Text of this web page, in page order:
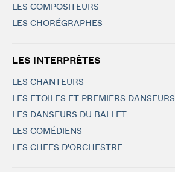
LES COMPOSITEURS
LES CHORÉGRAPHES
LES INTERPRÈTES
LES CHANTEURS
LES ETOILES ET PREMIERS DANSEURS
LES DANSEURS DU BALLET
LES COMÉDIENS
LES CHEFS D'ORCHESTRE